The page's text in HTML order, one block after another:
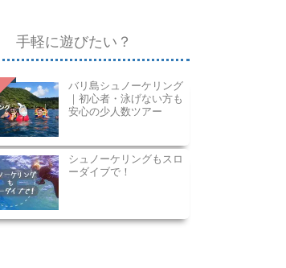
手軽に遊びたい？
バリ島シュノーケリング
｜初心者・泳げない方も
安心の少人数ツアー
シュノーケリングもスロ
ーダイブで！